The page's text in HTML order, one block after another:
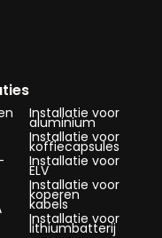
Installatie voor
aluminium
Installatie voor
koffiecapsules
Installatie voor
ELV
Installatie voor
koperen
kabels
Installatie voor
lithiumbatterij